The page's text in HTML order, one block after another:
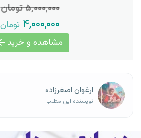
۵,۰۰۰,۰۰۰ تومان
۴,۰۰۰,۰۰۰ تومان
مشاهده و خرید
ارغوان اصغرزاده
نویسنده این مطلب